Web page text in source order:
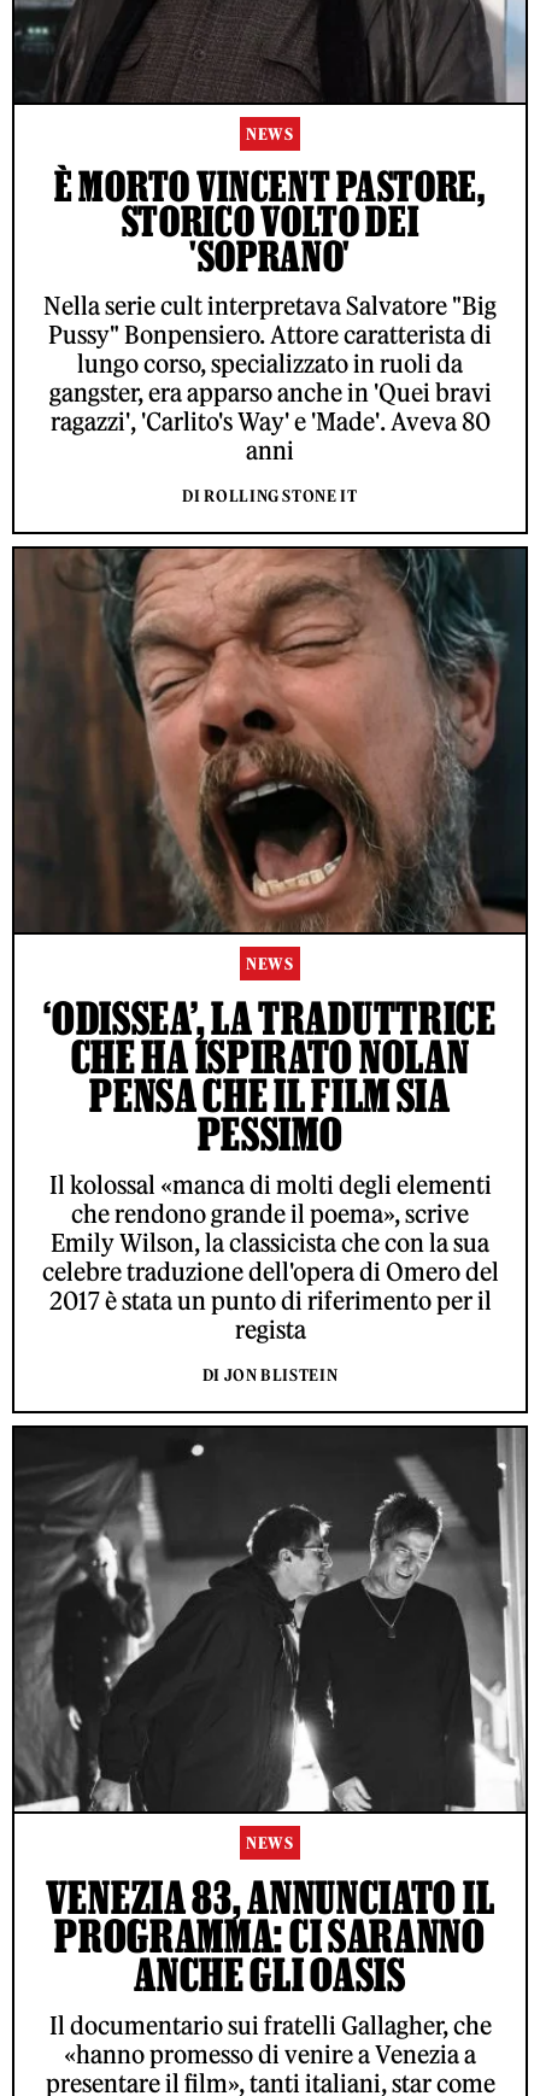
NEWS
È MORTO VINCENT PASTORE,
STORICO VOLTO DEI
'SOPRANO'
Nella serie cult interpretava Salvatore "Big
Pussy" Bonpensiero. Attore caratterista di
lungo corso, specializzato in ruoli da
gangster, era apparso anche in 'Quei bravi
ragazzi', 'Carlito's Way' e 'Made'. Aveva 80
anni
DI ROLLING STONE IT
NEWS
‘ODISSEA’, LA TRADUTTRICE
CHE HA ISPIRATO NOLAN
PENSA CHE IL FILM SIA
PESSIMO
Il kolossal «manca di molti degli elementi
che rendono grande il poema», scrive
Emily Wilson, la classicista che con la sua
celebre traduzione dell'opera di Omero del
2017 è stata un punto di riferimento per il
regista
DI JON BLISTEIN
NEWS
VENEZIA 83, ANNUNCIATO IL
PROGRAMMA: CI SARANNO
ANCHE GLI OASIS
Il documentario sui fratelli Gallagher, che
«hanno promesso di venire a Venezia a
presentare il film», tanti italiani, star come